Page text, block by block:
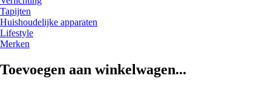
Tapijten
Huishoudelijke apparaten
Lifestyle
Merken
Toevoegen aan winkelwagen...